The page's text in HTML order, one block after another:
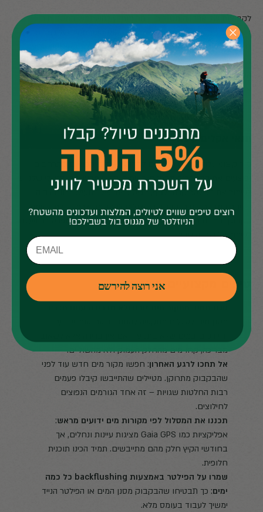
לקבוצות של ארבעה מטיילים ויותר מומלץ להשתמש במסנן מים נייד
בשיטת כובד או בשיטת שאיבה. היתרון הוא סינון מהיר של כמויות
גדולות וחיסכון במשקל אישי. עם זאת, מניסיון שלנו באירועי חילוץ
קבוצתיים – כאשר יש מסנן מרכזי אחד בלבד והוא מתקלקל, כל
הקבוצה נכנסת לסיכון. לכן בקבוצות חובה להחזיק מסנן גיבוי נוסף,
אפילו בסיסי.
תנאי אקלים קיצוני
קור קיצוני עלול להרוס פילטרים לחלוטין – מים קפואים מתרחבים
ופוצעים את הממברנה מבפנים, לעיתים בלי שתדעו. לכן בטיולי שלג יש
לשמור את הפילטר קרוב לגוף, בכיס פנימי של המעיל. בחום גבוה,
בעיקר במדבר, המים בבקבוק עלולים להתחמם לרמה בלתי נעימה.
בקבוקים מבודדים או עטיפה בבד רטוב יקטינו את הטמפרטורה ויעזרו
לשמור על שתייה סבירה.
טיפים מקצועיים משטח
מבריכה, קחו מים מהחלק העמוק ולא מהשוליים.
אל תחכו לרגע האחרון: חפשו מקור מים חדש עוד לפני
שהבקבוק מתרוקן. מטיילים שהתייבשו קיבלו פעמים
רבות החלטות שגויות – זה אחד הגורמים הנפוצים
לחילוצים.
תכננו את המסלול לפי מקורות מים ידועים מראש:
אפליקציות כמו Gaia GPS מציגות עיינות ונחלים, אך
בחודשי הקיץ חלק מהם מתייבשים. תמיד הכינו תוכנית
חלופית.
שמרו על הפילטר באמצעות backflushing כל כמה
ימים: כך תבטיחו שהבקבוק מסנן המים או הפילטר הנייד
ימשיך לעבוד בעומס מלא.
אני רוצה להירשם